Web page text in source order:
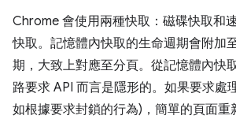
Chrome 會使用兩種快取：磁碟快取和
快取。記憶體內快取的生命週期會附加
期，大致上對應至分頁。從記憶體內快
路要求 API 而言是隱形的。如果要求處
如根據要求封鎖的行為)，簡單的頁面重